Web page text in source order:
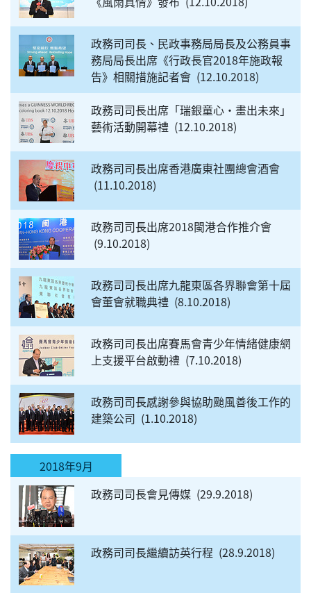
政務司司長、民政事務局局長及公務員事
務局局長出席《行政長官2018年施政報
告》相關措施記者會 12.10.2018
政務司司長出席「瑞銀童心‧畫出未來」
藝術活動開幕禮 12.10.2018
政務司司長出席香港廣東社團總會酒會
11.10.2018
政務司司長出席2018閩港合作推介會
9.10.2018
政務司司長出席九龍東區各界聯會第十屆
會董會就職典禮 8.10.2018
政務司司長出席賽馬會青少年情緒健康網
上支援平台啟動禮 7.10.2018
政務司司長感謝參與協助颱風善後工作的
建築公司
1.10.2018
2018年9月
政務司司長會見傳媒 29.9.2018
政務司司長繼續訪英行程 28.9.2018